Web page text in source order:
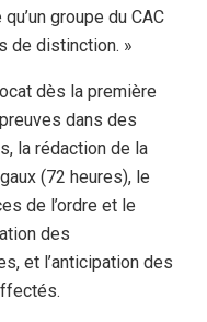
groupe du CAC
de distinction. »
dès la première
dans des
la rédaction de la
(72 heures), le
de l’ordre et le
des
et l’anticipation des